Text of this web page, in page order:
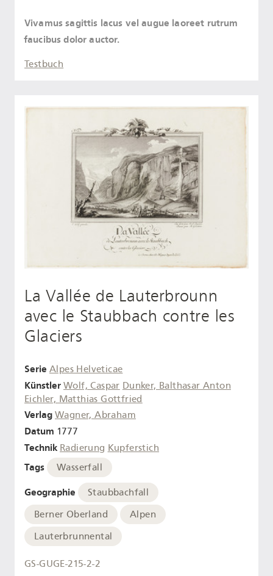
Vivamus sagittis lacus vel augue laoreet rutrum
faucibus dolor auctor.
Testbuch
La Vallée de Lauterbrounn
avec le Staubbach contre les
Glaciers
Serie Alpes Helveticae
Künstler Wolf, Caspar Dunker, Balthasar Anton
Eichler, Matthias Gottfried
Verlag Wagner, Abraham
Datum 1777
Technik Radierung Kupferstich
Tags Wasserfall
Geographie
Staubbachfall
Berner Oberland
Alpen
Lauterbrunnental
GS-GUGE-215-2-2